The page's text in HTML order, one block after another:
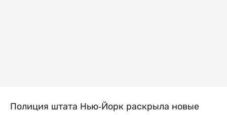
Полиция штата Нью-Йорк раскрыла новые